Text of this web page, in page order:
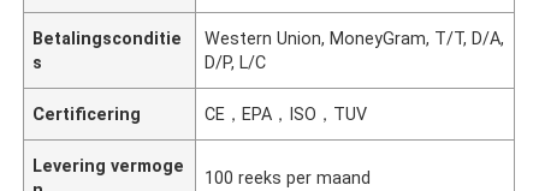
Betalingsconditie
s
Western Union, MoneyGram, T/T, D/A,
D/P, L/C
Certificering CE，EPA，ISO，TUV
Levering vermoge
100 reeks per maand